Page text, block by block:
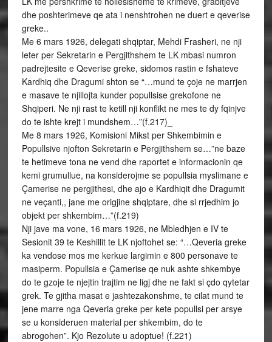
dhe poshterimeve qe ata i nenshtrohen ne duert e qeverise
greke..
Me 6 mars 1926, delegati shqiptar, Mehdi Frasheri, ne nji
leter per Sekretarin e Pergjithshem te LK mbasi numron
padrejtesite e Qeverise greke, sidomos rastin e fshateve
Kardhiq dhe Dragumi shton se “…mund te çoje ne marrjen
e masave te njillojta kunder popullsise grekofone ne
Shqiperi. Ne nji rast te ketill nji konflikt ne mes te dy fqinjve
do te ishte krejt i mundshem…”(f.217)_
Me 8 mars 1926, Komisioni Mikst per Shkembimin e
Popullsive njofton Sekretarin e Pergjithshem se…”ne baze
te hetimeve tona ne vend dhe raportet e informacionin qe
kemi grumullue, na konsiderojme se popullsia myslimane e
Çamerise ne pergjithesi, dhe ajo e Kardhiqit dhe Dragumit
ne veçanti,, jane me origjine shqiptare, dhe si rrjedhim jo
objekt per shkembim…”(f.219)
Nji jave ma vone, 16 mars 1926, ne Mbledhjen e IV te
Sesionit 39 te Keshillit te LK njoftohet se: “…Qeveria greke
ka vendose mos me kerkue largimin e 800 personave te
masiperm. Popullsia e Çamerise qe nuk ashte shkembye
do te gzoje te njejtin trajtim ne ligj dhe ne fakt si çdo qytetar
grek. Te gjitha masat e jashtezakonshme, te cilat mund te
jene marre nga Qeveria greke per kete popullsi per arsye
se u konsideruen material per shkembim, do te
abrogohen”. Kjo Rezolute u adoptue! (f.221)